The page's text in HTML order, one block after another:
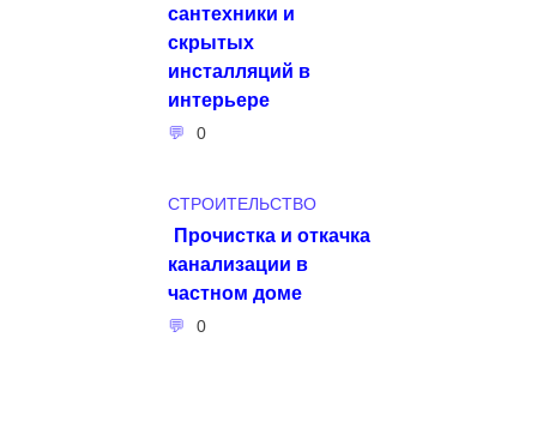
сантехники и
скрытых
инсталляций в
интерьере
0
СТРОИТЕЛЬСТВО
Прочистка и откачка
канализации в
частном доме
0